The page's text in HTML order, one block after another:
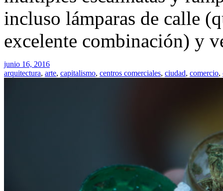
incluso lámparas de calle
excelente combinación) y
junio 16, 2016
arquitectura, arte, capitalismo, centros comerciales, ciudad, comercio,